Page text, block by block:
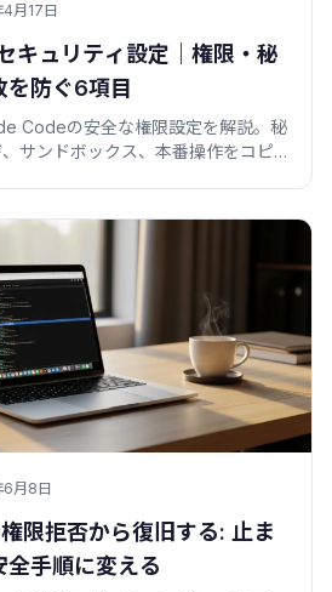
月17日
キュリティ設定｜権限・秘
防ぐ6項目
Codeの安全な権限設定を解説。秘
サンドボックス、本番操作をコピ
月8日
限拒否から復旧する: 止ま
全手順に変える